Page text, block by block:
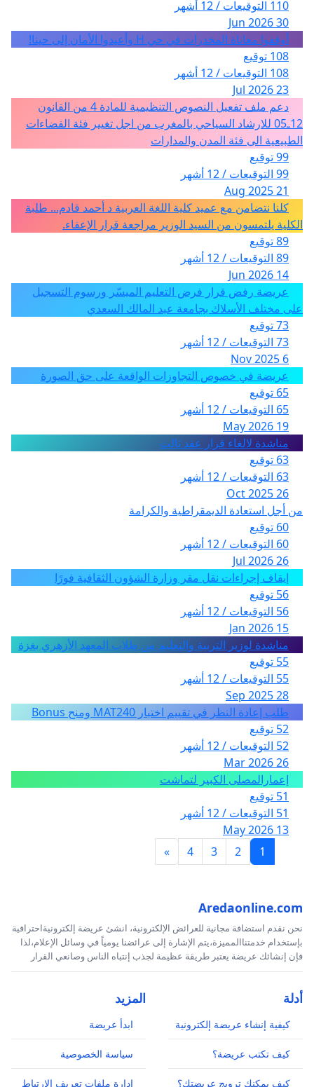
110 التوقيعات / 12 أشهر
30 Jun 2026
أوقفوا معاناة المخدرات في حي H وأعيدوا الأمان إلى حينا!
108 توقيع
108 التوقيعات / 12 أشهر
23 Jul 2026
دعم ملف تفعيل النصوص التنظيمية للمادة 4 من القانون
12ـ05 للارشاد السياحي بالمغرب من اجل تغيير فئة الفضاءات
الطبيعية الى فئة المدن والمدارات
99 توقيع
99 التوقيعات / 12 أشهر
21 Aug 2025
كلنا نتضامن مع عميد كلية اللغة العربية د أحمد قادم... طلبة
الكلية يلتمسون من السيد الوزير مراجعة قرار الإعفاء.
89 توقيع
89 التوقيعات / 12 أشهر
14 Jun 2026
عريضة رفض قرار فرض التعليم الميسّر ورسوم التسجيل
على مختلف الأسلاك بجامعة عبد المالك السعدي
73 توقيع
73 التوقيعات / 12 أشهر
6 Nov 2025
عريضة في خصوص التجاوزات الواقعة على حق الصورة
65 توقيع
65 التوقيعات / 12 أشهر
19 May 2026
مناشدة لالغاء قرار عقد ثالث
63 توقيع
63 التوقيعات / 12 أشهر
26 Oct 2025
من أجل استعادة الديمقراطية والكرامة
60 توقيع
60 التوقيعات / 12 أشهر
26 Jul 2026
إيقاف إجراءات نقل مقر وزارة الشؤون الثقافية فورًا
56 توقيع
56 التوقيعات / 12 أشهر
15 Jan 2026
مناشدة لوزير التربية والتعليم من طلاب المعهد الأزهري بغزة
55 توقيع
55 التوقيعات / 12 أشهر
28 Sep 2025
طلب إعادة النظر في تقييم اختبار MAT240 ومنح Bonus
52 توقيع
52 التوقيعات / 12 أشهر
26 Mar 2026
إعمارالمصلى الكبير لتماشت
51 توقيع
51 التوقيعات / 12 أشهر
13 May 2026
1
2
3
4
»
Aredaonline.com
نحن نقدم استضافة مجانية للعرائض الإلكترونية، انشئ عريضة إلكترونيةاحترافية
بإستخدام خدمتناالمميزة،يتم الإشارة إلى عرائضنا يومياً في وسائل الإعلام،لذا
فإن إنشائك عريضة يعتبر طريقة عظيمة لجذب إنتباه الناس وصانعي القرار
أدلة
كيفية إنشاء عريضة إلكترونية
كيف تكتب عريضة؟
كيف يمكنك ترويج عريضتك؟
المزيد
ابدأ عريضة
سياسة الخصوصية
إدارة ملفات تعريف الارتباط